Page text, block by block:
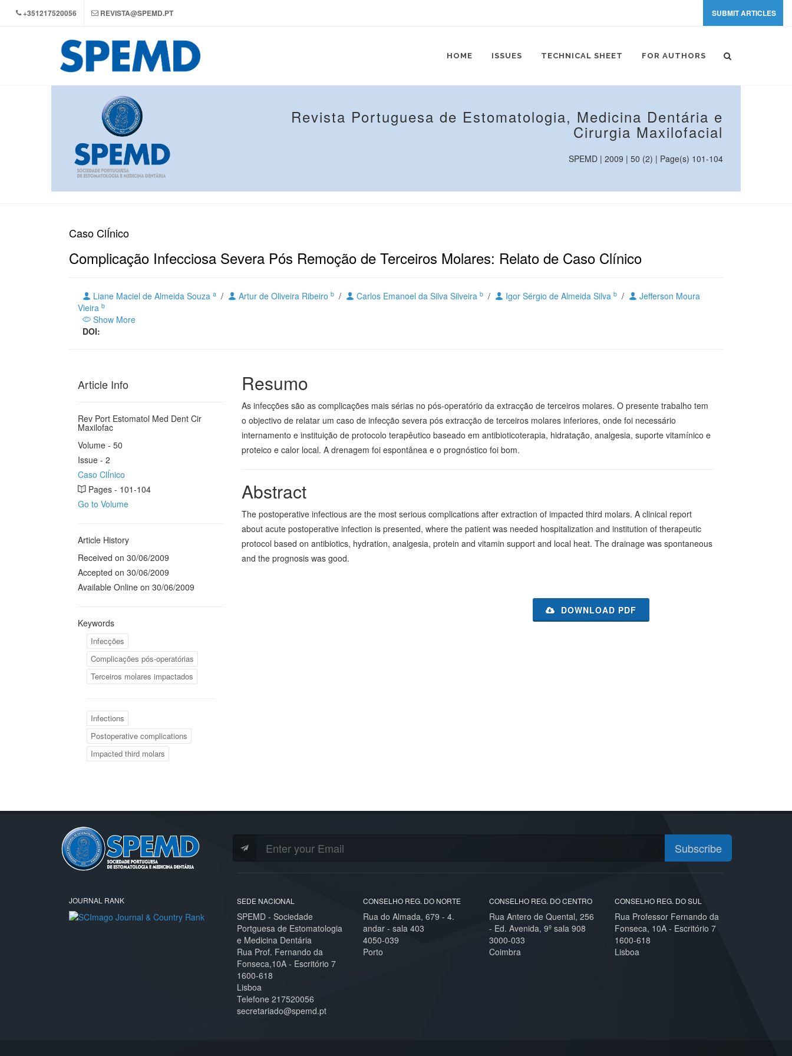
+351217520056 REVISTA@SPEMD.PT SUBMIT ARTICLES
HOME ISSUES TECHNICAL SHEET FOR AUTHORS
Revista Portuguesa de Estomatologia, Medicina Dentária e
Cirurgia Maxilofacial
SPEMD | 2009 | 50 (2) | Page(s) 101-104
Caso ClÍnico
Complicação Infecciosa Severa Pós Remoção de Terceiros Molares: Relato de Caso Clínico
Liane Maciel de Almeida Souza a / Artur de Oliveira Ribeiro b / Carlos Emanoel da Silva Silveira b / Igor Sérgio de Almeida Silva b /
Jefferson Moura
Vieira b
Show More
DOI:
Article Info
Rev Port Estomatol Med Dent Cir
Maxilofac
Volume - 50
Issue - 2
Caso ClÍnico
Pages - 101-104
Go to Volume
Article History
Received on 30/06/2009
Accepted on 30/06/2009
Available Online on 30/06/2009
Keywords
Infecções
Complicações pós-operatórias
Terceiros molares impactados
Infections
Postoperative complications
Impacted third molars
Resumo
As infecções são as complicações mais sérias no pós-operatório da extracção de terceiros molares. O presente trabalho tem
o objectivo de relatar um caso de infecção severa pós extracção de terceiros molares inferiores, onde foi necessário
internamento e instituição de protocolo terapêutico baseado em antibioticoterapia, hidratação, analgesia, suporte vitamínico e
proteico e calor local. A drenagem foi espontânea e o prognóstico foi bom.
Abstract
The postoperative infectious are the most serious complications after extraction of impacted third molars. A clinical report
about acute postoperative infection is presented, where the patient was needed hospitalization and institution of therapeutic
protocol based on antibiotics, hydration, analgesia, protein and vitamin support and local heat. The drainage was spontaneous
and the prognosis was good.
DOWNLOAD PDF
Subscribe
JOURNAL RANK SEDE NACIONAL
SPEMD - Sociedade
Portguesa de Estomatologia
e Medicina Dentária
Rua Prof. Fernando da
Fonseca,10A - Escritório 7
1600-618
Lisboa
Telefone 217520056
secretariado@spemd.pt
CONSELHO REG. DO NORTE
Rua do Almada, 679 - 4.
andar - sala 403
4050-039
Porto
CONSELHO REG. DO CENTRO
Rua Antero de Quental, 256
- Ed. Avenida, 9º sala 908
3000-033
Coimbra
CONSELHO REG. DO SUL
Rua Professor Fernando da
Fonseca, 10A - Escritório 7
1600-618
Lisboa